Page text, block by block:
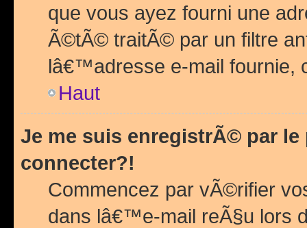
que vous ayez fourni une
Ã©tÃ© traitÃ© par un filtre
lâ€™adresse e-mail fournie,
Haut
Je me suis enregistrÃ© par
connecter?!
Commencez par vÃ©rifier
dans lâ€™e-mail reÃ§u lors